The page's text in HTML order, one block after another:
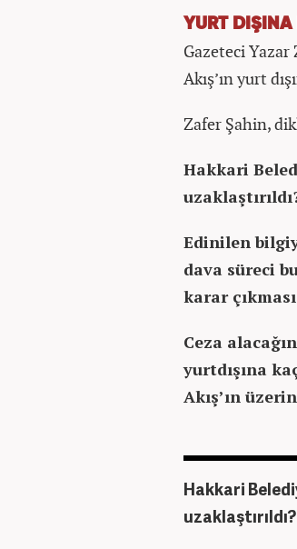
YURT DIŞINA
Gazeteci Yazar
Akış’ın yurt
Zafer Şahin,
Hakkari
Edinilen
dava süreci
karar
Ceza
yurtdışına
Akış’ın
Hakkari
uzaklaştırıldı?